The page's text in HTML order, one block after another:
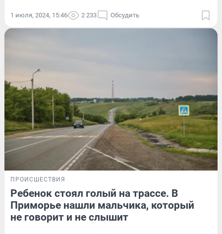
1 июля, 2024, 15:46 2 233 Обсудить
ПРОИСШЕСТВИЯ
Ребенок стоял голый на трассе. В
Приморье нашли мальчика, который
не говорит и не слышит